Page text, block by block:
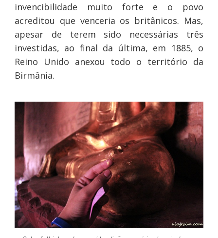
invencibilidade muito forte e o povo
acreditou que venceria os britânicos. Mas,
apesar de terem sido necessárias três
investidas, ao final da última, em 1885, o
Reino Unido anexou todo o território da
Birmânia.